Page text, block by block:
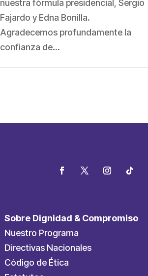
nuestra fórmula presidencial, Sergio
Fajardo y Edna Bonilla.
Agradecemos profundamente la
confianza de...
Sobre Dignidad & Compromiso
Nuestro Programa
Directivas Nacionales
Código de Ética